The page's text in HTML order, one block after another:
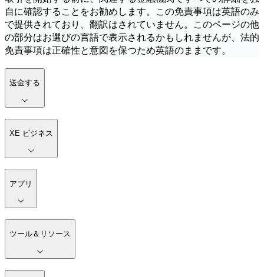
自に確認することをお勧めします。この免責事項は英語のみ
で提供されており、翻訳はされていません。このページの他
の部分はお選びの言語で表示されるかもしれませんが、法的
免責事項は正確性と意図を保つため英語のままです。
送金する
XE ビジネス
アプリ
ツール＆リソース